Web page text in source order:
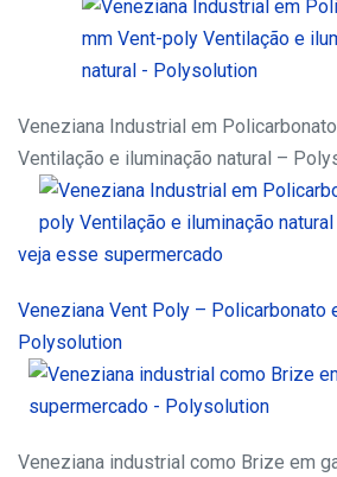
Veneziana Industrial em
Ventilação e iluminação natural –
veja esse supermercado
Veneziana Vent Poly – Policarbonato
Polysolution
Veneziana industrial como Brize em